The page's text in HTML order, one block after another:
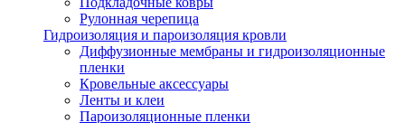
Рулонная черепица
Гидроизоляция и пароизоляция кровли
Диффузионные мембраны и гидроизоляционные
пленки
Кровельные аксессуары
Ленты и клеи
Пароизоляционные пленки